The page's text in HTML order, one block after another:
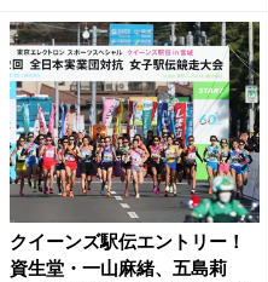
クイーンズ駅伝エントリー！
資生堂・一山麻緒、五島莉